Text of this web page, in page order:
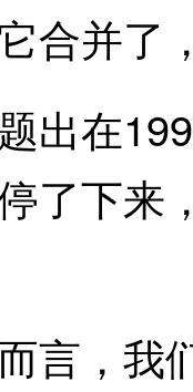
合并了
在
了下来
，我